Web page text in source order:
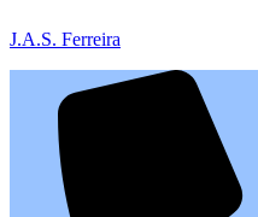
J.A.S. Ferreira